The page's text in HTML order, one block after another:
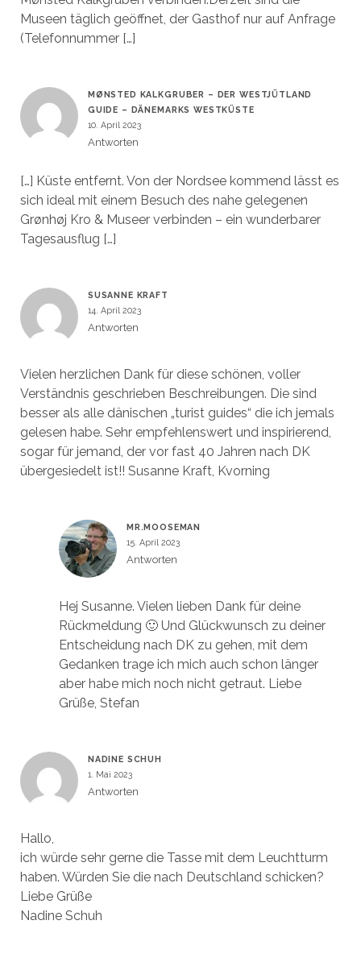
Museen täglich geöffnet, der Gasthof nur auf Anfrage
(Telefonnummer […]
MØNSTED KALKGRUBER – DER WESTJÜTLAND
GUIDE – DÄNEMARKS WESTKÜSTE
10. April 2023
Antworten
[…] Küste entfernt. Von der Nordsee kommend lässt es
sich ideal mit einem Besuch des nahe gelegenen
Grønhøj Kro & Museer verbinden – ein wunderbarer
Tagesausflug […]
SUSANNE KRAFT
14. April 2023
Antworten
Vielen herzlichen Dank für diese schönen, voller
Verständnis geschrieben Beschreibungen. Die sind
besser als alle dänischen „turist guides“ die ich jemals
gelesen habe. Sehr empfehlenswert und inspirierend,
sogar für jemand, der vor fast 40 Jahren nach DK
übergesiedelt ist!! Susanne Kraft, Kvorning
MR.MOOSEMAN
15. April 2023
Antworten
Hej Susanne. Vielen lieben Dank für deine
Rückmeldung 🙂 Und Glückwunsch zu deiner
Entscheidung nach DK zu gehen, mit dem
Gedanken trage ich mich auch schon länger
aber habe mich noch nicht getraut. Liebe
Grüße, Stefan
NADINE SCHUH
1. Mai 2023
Antworten
Hallo,
ich würde sehr gerne die Tasse mit dem Leuchtturm
haben. Würden Sie die nach Deutschland schicken?
Liebe Grüße
Nadine Schuh